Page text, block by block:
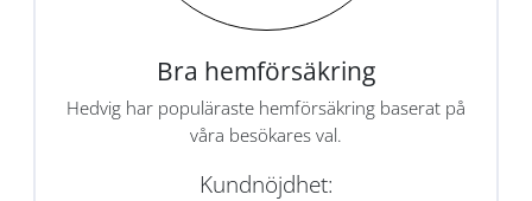
Bra hemförsäkring
Hedvig har populäraste hemförsäkring baserat på
våra besökares val.
Kundnöjdhet: